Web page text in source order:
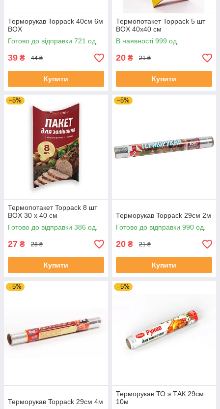
Терморукав Toppack 40см 6м
BOX
Готово до відправки 721 од.
39 ₴ 44 ₴
Купити
Термопотакет Toppack 5 шт
BOX 40х40 см
В наявності 999 од.
20 ₴ 21 ₴
Купити
–5%
Термопотакет Toppack 8 шт
BOX 30 х 40 см
Готово до відправки 386 од.
27 ₴ 28 ₴
Купити
–5%
Терморукав Toppack 29см 2м
Готово до відправки 990 од.
20 ₴ 21 ₴
Купити
–5%
Терморукав Toppack 29см 4м
–5%
Терморукав ТО э ТАК 29см
10м